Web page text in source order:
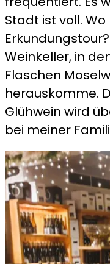
Stadt ist voll.
Weinkeller, in
Flaschen
herauskomme.
Glühwein wird
bei meiner